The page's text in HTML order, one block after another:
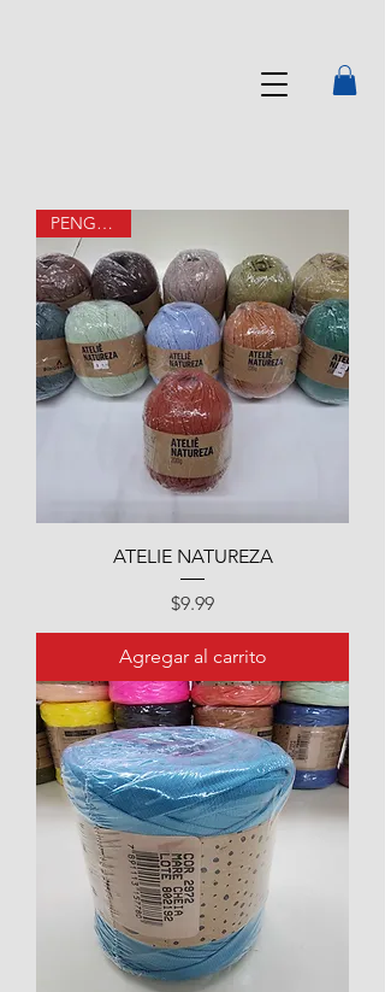
PENGOUIN
ATELIE NATUREZA
Precio
$9.99
Agregar al carrito